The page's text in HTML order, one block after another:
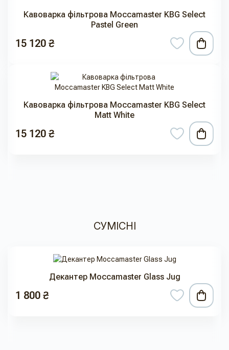
Кавоварка фільтрова Moccamaster KBG Select
Pastel Green
15 120 ₴
Кавоварка фільтрова Moccamaster KBG Select
Matt White
15 120 ₴
СУМІСНІ
Декантер Moccamaster Glass Jug
1 800 ₴